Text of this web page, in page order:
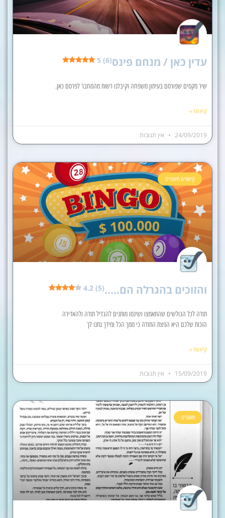
עדין כאן / מנחם פינס5 (6)
שיר מקסים שפורסם בעיתון משפחה וקיבלנו רשות מהמחבר לפרסם כאן.
קרא עוד »
24/09/2019 אין תגובות
קישורים חיצוניים
והזוכים בהגרלה הם…..4.2 (5)
תודה לכל הגולשים שהתאמצו ושינסו מותנים להגדיל תודה ולהאדירה
הזכות שלכם היא הפצת התודה כי ממך הכל ומידך נתנו לך
קרא עוד »
15/09/2019 אין תגובות
מאמרים